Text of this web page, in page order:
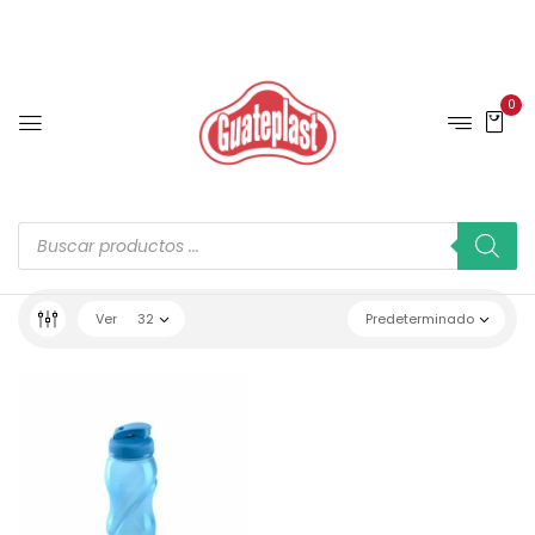
0
Predeterminado
Ver 32